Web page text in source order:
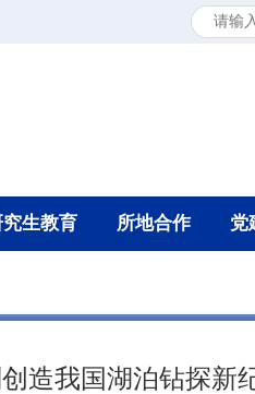
生教育 所地合作 党
造我国湖泊钻探新